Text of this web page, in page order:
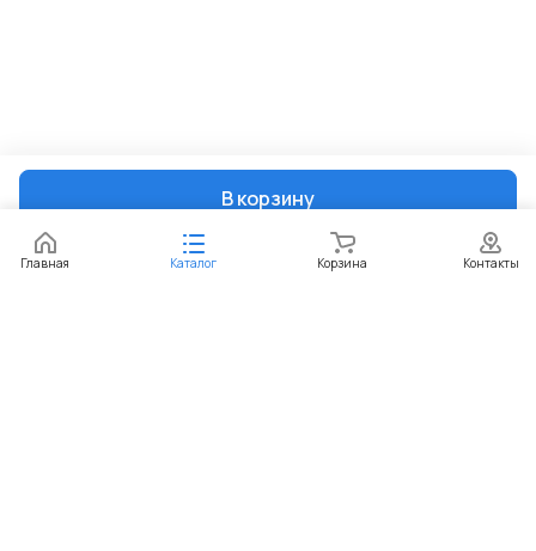
В корзину
Главная Каталог Корзина Контакты